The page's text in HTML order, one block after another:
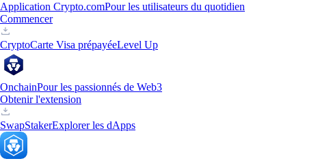
Application Crypto.comPour les utilisateurs du quotidien
Commencer
CryptoCarte Visa prépayéeLevel Up
OnchainPour les passionnés de Web3
Obtenir l'extension
SwapStakerExplorer les dApps